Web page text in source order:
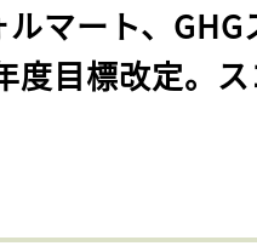
ルマート、GHG
度目標改定。